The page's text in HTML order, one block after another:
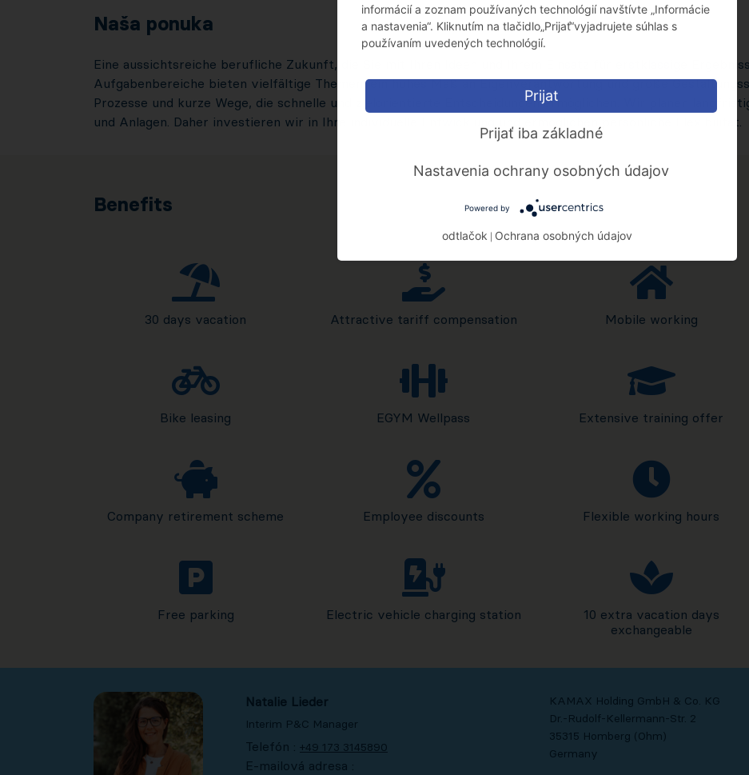
Naša ponuka
Eine aussichtsreiche berufliche Zukunft, die Sie mit Ihren Ideen und Ihrem Einsatz für erstklassige
Aufgabenbereiche bieten vielfältige Themen, ein hohes Maß an Eigenverantwortung und große
Prozesse und kurze Wege, die schnelle und zielorientierte Entscheidungen ermöglichen. Wir planen
und Anlagen. Daher investieren wir in Ihre individuelle Entwicklung und ermöglichen persönliche Flexibilität.
Benefits
30 days vacation Attractive tariff compensation Mobile working
Bike leasing EGYM Wellpass Extensive training offer
Company retirement scheme Employee discounts Flexible working hours
Free parking Electric vehicle charging station
10 extra vacation days
exchangeable
Natalie Lieder
Interim P&C Manager
Telefón : +49 173 3145890
E-mailová adresa :
KAMAX Holding GmbH & Co. KG
Dr.-Rudolf-Kellermann-Str. 2
35315 Homberg (Ohm)
Germany
informácií a zoznam používaných technológií navštívte „Informácie
a nastavenia“. Kliknutím na tlačidlo„Prijať“vyjadrujete súhlas s
používaním uvedených technológií.
Prijat
Prijať iba základné
Nastavenia ochrany osobných údajov
Powered by
odtlačok Ochrana osobných údajov